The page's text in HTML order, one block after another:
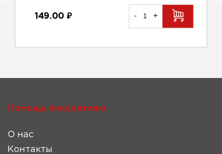
149.00 ₽ - +
Помощь покупателю
О нас
Контакты